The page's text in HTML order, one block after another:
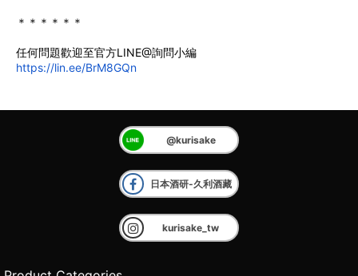
﻿＊＊＊＊＊＊
任何問題歡迎至官方LINE@詢問小編
https://lin.ee/BrM8GQn
@kurisake
日本酒研-久利酒藏
kurisake_tw